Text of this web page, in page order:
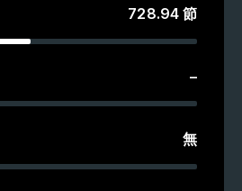
728.94 節
–
無